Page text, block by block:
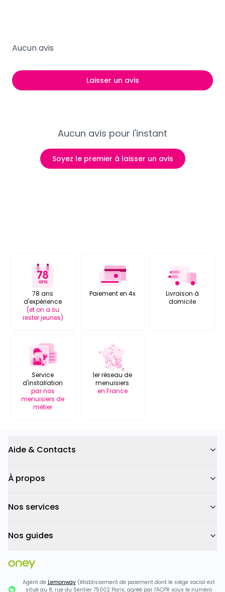
Aucun avis pour l'instant
Soyez le premier à laisser un avis
Aucun avis
Laisser un avis
78 ans
d'expérience
(et on a su
rester jeunes)
Paiement en 4x
Livraison à
domicile
Service
d'installation
par nos
menuisiers de
métier
1er réseau de
menuisiers
en France
Aide & Contacts
À propos
Nos services
Nos guides
Agent de Lemonway(établissement de paiement dont le siège social est
situé au 8, rue du Sentier 75002 Paris, agréé par l'ACPR sous le numéro